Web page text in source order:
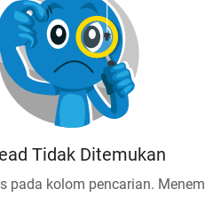
Tidak Ditemukan
pada kolom pencarian.